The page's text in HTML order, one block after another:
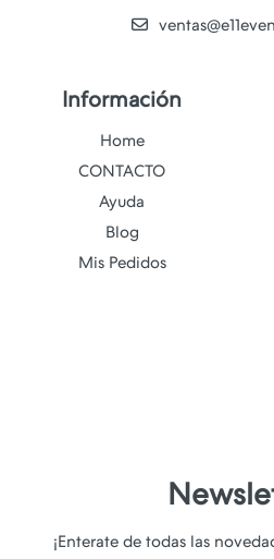
Información
Home
CONTACTO
Ayuda
Blog
Mis Pedidos
¡Enterate de todas las